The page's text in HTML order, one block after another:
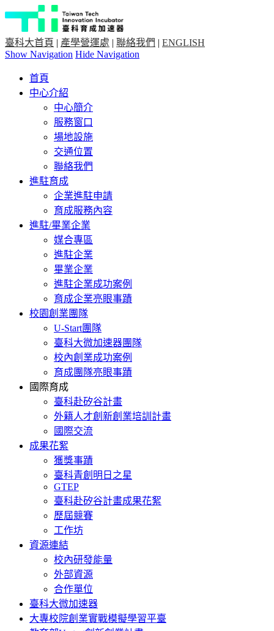
臺科大首頁 | 產學營運處 | 聯絡我們 | ENGLISH
Show Navigation Hide Navigation
首頁
中心介紹
中心簡介
服務窗口
場地設施
交通位置
聯絡我們
進駐育成
企業進駐申請
育成服務內容
進駐/畢業企業
媒合專區
進駐企業
畢業企業
進駐企業成功案例
育成企業亮眼事蹟
校園創業團隊
U-Start團隊
臺科大微加速器團隊
校內創業成功案例
育成團隊亮眼事蹟
國際育成
臺科赴矽谷計畫
外籍人才創新創業培訓計畫
國際交流
成果花絮
獲獎事蹟
臺科青創明日之星
GTEP
臺科赴矽谷計畫成果花絮
歷屆競賽
工作坊
資源連結
校內研發能量
外部資源
合作單位
臺科大微加速器
大專校院創業實戰模擬學習平臺